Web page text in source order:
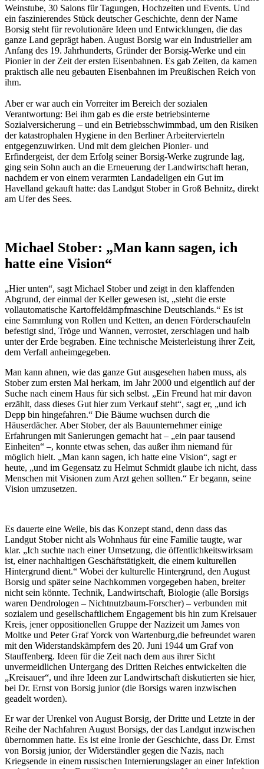
Weinstube, 30 Salons für Tagungen, Hochzeiten und Events. Und
ein faszinierendes Stück deutscher Geschichte, denn der Name
Borsig steht für revolutionäre Ideen und Entwicklungen, die das
ganze Land geprägt haben. August Borsig war ein Industrieller am
Anfang des 19. Jahrhunderts, Gründer der Borsig-Werke und ein
Pionier in der Zeit der ersten Eisenbahnen. Es gab Zeiten, da kamen
praktisch alle neu gebauten Eisenbahnen im Preußischen Reich von
ihm.
Aber er war auch ein Vorreiter im Bereich der sozialen
Verantwortung: Bei ihm gab es die erste betriebsinterne
Sozialversicherung – und ein Betriebsschwimmbad, um den Risiken
der katastrophalen Hygiene in den Berliner Arbeitervierteln
entgegenzuwirken. Und mit dem gleichen Pionier- und
Erfindergeist, der dem Erfolg seiner Borsig-Werke zugrunde lag,
ging sein Sohn auch an die Erneuerung der Landwirtschaft heran,
nachdem er von einem verarmten Landadeligen ein Gut im
Havelland gekauft hatte: das Landgut Stober in Groß Behnitz, direkt
am Ufer des Sees.
Michael Stober: „Man kann sagen, ich
hatte eine Vision“
„Hier unten“, sagt Michael Stober und zeigt in den klaffenden
Abgrund, der einmal der Keller gewesen ist, „steht die erste
vollautomatische Kartoffeldämpfmaschine Deutschlands.“ Es ist
eine Sammlung von Rollen und Ketten, an denen Förderschaufeln
befestigt sind, Tröge und Wannen, verrostet, zerschlagen und halb
unter der Erde begraben. Eine technische Meisterleistung ihrer Zeit,
dem Verfall anheimgegeben.
Man kann ahnen, wie das ganze Gut ausgesehen haben muss, als
Stober zum ersten Mal herkam, im Jahr 2000 und eigentlich auf der
Suche nach einem Haus für sich selbst. „Ein Freund hat mir davon
erzählt, dass dieses Gut hier zum Verkauf steht“, sagt er, „und ich
Depp bin hingefahren.“ Die Bäume wuchsen durch die
Häuserdächer. Aber Stober, der als Bauunternehmer einige
Erfahrungen mit Sanierungen gemacht hat – „ein paar tausend
Einheiten“ –, konnte etwas sehen, das außer ihm niemand für
möglich hielt. „Man kann sagen, ich hatte eine Vision“, sagt er
heute, „und im Gegensatz zu Helmut Schmidt glaube ich nicht, dass
Menschen mit Visionen zum Arzt gehen sollten.“ Er begann, seine
Vision umzusetzen.
Es dauerte eine Weile, bis das Konzept stand, denn dass das
Landgut Stober nicht als Wohnhaus für eine Familie taugte, war
klar. „Ich suchte nach einer Umsetzung, die öffentlichkeitswirksam
ist, einer nachhaltigen Geschäftstätigkeit, die einem kulturellen
Hintergrund dient.“ Wobei der kulturelle Hintergrund, den August
Borsig und später seine Nachkommen vorgegeben haben, breiter
nicht sein könnte. Technik, Landwirtschaft, Biologie (alle Borsigs
waren Dendrologen – Nichtnutzbaum-Forscher) – verbunden mit
sozialem und gesellschaftlichem Engagement bis hin zum Kreisauer
Kreis, jener oppositionellen Gruppe der Nazizeit um James von
Moltke und Peter Graf Yorck von Wartenburg,die befreundet waren
mit den Widerstandskämpfern des 20. Juni 1944 um Graf von
Stauffenberg. Ideen für die Zeit nach dem aus ihrer Sicht
unvermeidlichen Untergang des Dritten Reiches entwickelten die
„Kreisauer“, und ihre Ideen zur Landwirtschaft diskutierten sie hier,
bei Dr. Ernst von Borsig junior (die Borsigs waren inzwischen
geadelt worden).
Er war der Urenkel von August Borsig, der Dritte und Letzte in der
Reihe der Nachfahren August Borsigs, der das Landgut inzwischen
übernommen hatte. Es ist eine Ironie der Geschichte, dass Dr. Ernst
von Borsig junior, der Widerständler gegen die Nazis, nach
Kriegsende in einem russischen Internierungslager an einer Infektion